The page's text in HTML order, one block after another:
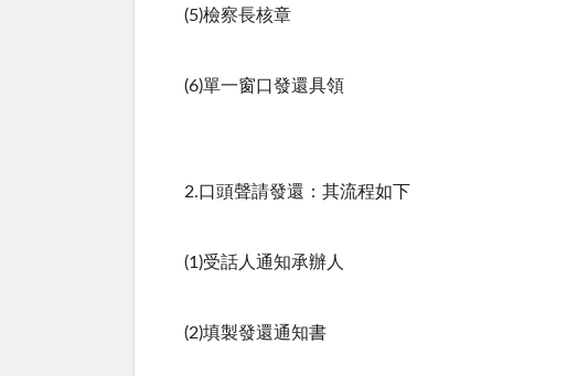
(5)檢察長核章
(6)單一窗口發還具領
2.口頭聲請發還：其流程如下
(1)受話人通知承辦人
(2)填製發還通知書